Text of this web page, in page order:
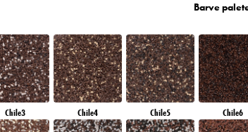
Barve
Chile3 Chile4 Chile5 Chile6